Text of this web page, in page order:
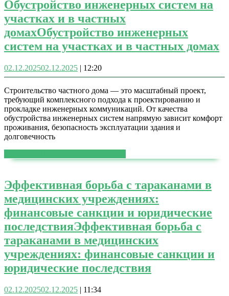
Обустройство инженерных систем на
участках и в частных
домахОбустройство инженерных
систем на участках и в частных домах
02.12.202502.12.2025 | 12:20
Строительство частного дома — это масштабный проект,
требующий комплексного подхода к проектированию и
прокладке инженерных коммуникаций. От качества
обустройства инженерных систем напрямую зависит комфорт
проживания, безопасность эксплуатации здания и
долговечность
Эффективная борьба с тараканами в
медицинских учреждениях:
финансовые санкции и юридические
последствияЭффективная борьба с
тараканами в медицинских
учреждениях: финансовые санкции и
юридические последствия
02.12.202502.12.2025 | 11:34